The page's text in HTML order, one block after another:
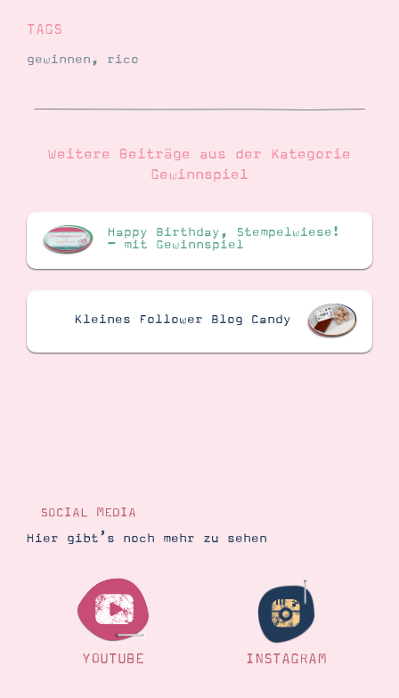
TAGS
gewinnen, rico
Weitere Beiträge aus der Kategorie
Gewinnspiel
Happy Birthday, Stempelwiese!
– mit Gewinnspiel
Kleines Follower Blog Candy
SOCIAL MEDIA
Hier gibt’s noch mehr zu sehen
YOUTUBE INSTAGRAM